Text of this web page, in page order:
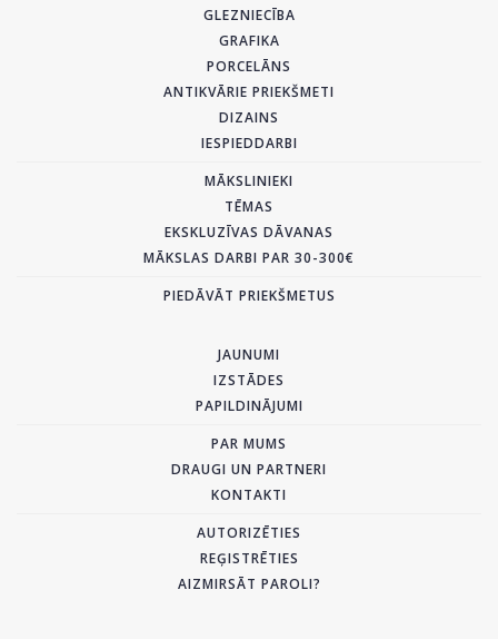
GLEZNIECĪBA
GRAFIKA
PORCELĀNS
ANTIKVĀRIE PRIEKŠMETI
DIZAINS
IESPIEDDARBI
MĀKSLINIEKI
TĒMAS
EKSKLUZĪVAS DĀVANAS
MĀKSLAS DARBI PAR 30-300€
PIEDĀVĀT PRIEKŠMETUS
JAUNUMI
IZSTĀDES
PAPILDINĀJUMI
PAR MUMS
DRAUGI UN PARTNERI
KONTAKTI
AUTORIZĒTIES
REĢISTRĒTIES
AIZMIRSĀT PAROLI?